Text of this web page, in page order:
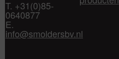
T. +31(0)85-
0640877
E.
info@smoldersbv.nl